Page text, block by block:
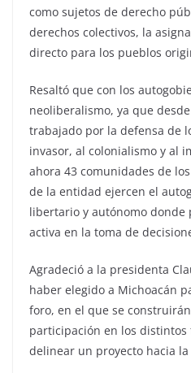
como sujetos de derecho
derechos colectivos, la
directo para los pueblos
Resaltó que con los
neoliberalismo, ya que
trabajado por la defensa de
invasor, al colonialismo y al
ahora 43 comunidades de
de la entidad ejercen el
libertario y autónomo donde
activa en la toma de
Agradeció a la presidenta
haber elegido a Michoacán
foro, en el que se
participación en los distintos
delinear un proyecto hacia